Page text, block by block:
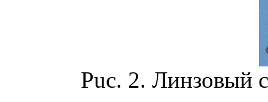
Puc. 2. Линзовый